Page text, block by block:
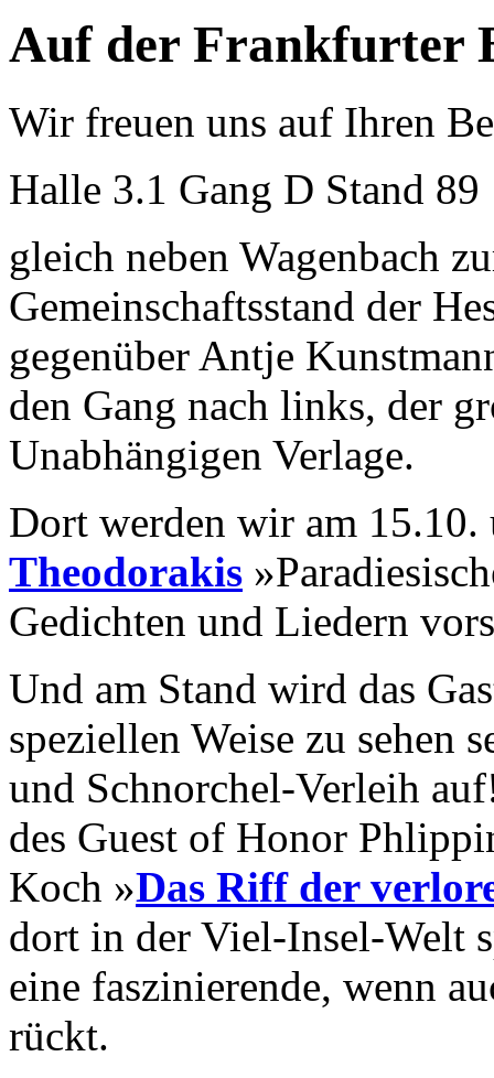
Auf der Frankfurter
Wir freuen uns auf Ihren
Halle 3.1 Gang D Stand 89
gleich neben Wagenbach
Gemeinschaftsstand der
gegenüber Antje
den Gang nach links, der
Unabhängigen Verlage.
Dort werden wir am
Theodorakis
Gedichten und Liedern
Und am Stand wird das
speziellen Weise zu sehen
und Schnorchel-Verleih
des Guest of Honor
Koch »Das Riff der
dort in der Viel-Insel-Welt
eine faszinierende, wenn
rückt.